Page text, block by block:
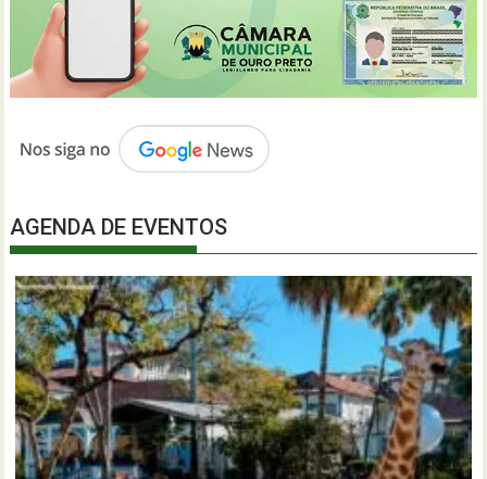
AGENDA DE EVENTOS